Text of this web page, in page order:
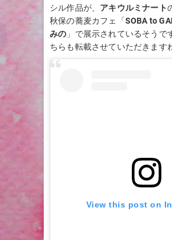
シル作品が、 アキウルミナート
秋保の蕎麦カフェ「SOBA to
みの 」で展示されているそうで
ちらも転載させていただきます
View this post on